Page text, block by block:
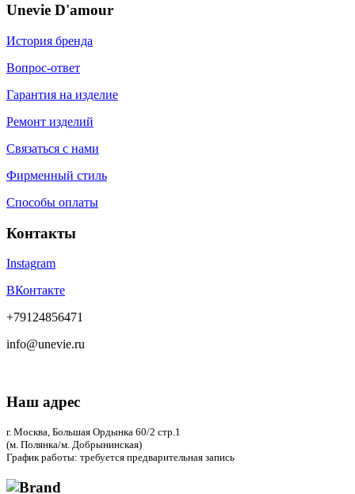
Unevie D'amour
История бренда
Вопрос-ответ
Гарантия на изделие
Ремонт изделий
Связаться с нами
Фирменный стиль
Способы оплаты
Контакты
Instagram
ВКонтакте
+79124856471
info@unevie.ru
Наш адрес
г. Москва, Большая Ордынка 60/2 стр.1
(м. Полянка/м. Добрынинская)
График работы: требуется предварительная запись